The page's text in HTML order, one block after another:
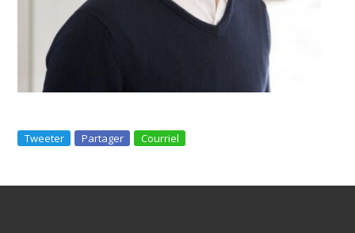
Tweeter Partager Courriel